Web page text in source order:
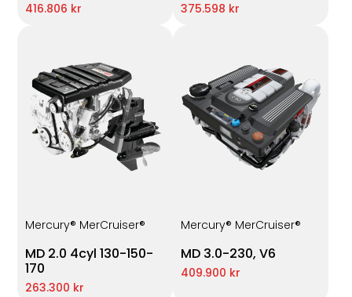
416.806 kr 375.598 kr
Mercury® MerCruiser®
MD 2.0 4cyl 130-150-
170
263.300 kr
Mercury® MerCruiser®
MD 3.0-230, V6
409.900 kr